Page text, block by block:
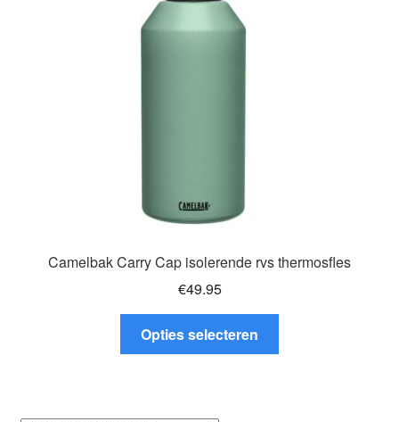
Aanbiedingen
Reviews waterflessenwinkel.nl
Camelbak Carry Cap isolerende rvs thermosfles
€49.95
Opties selecteren